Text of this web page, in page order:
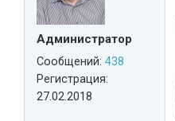
Администратор
Сообщений: 438
Регистрация:
27.02.2018